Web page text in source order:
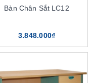
Bàn Chân Sắt LC12
3.848.000₫